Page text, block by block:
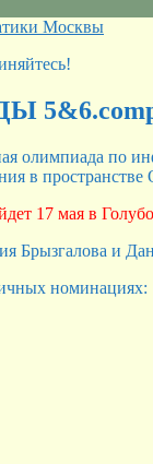
Москвы
олимпиада по
в
17 мая в
Брызгалова и
номинациях: